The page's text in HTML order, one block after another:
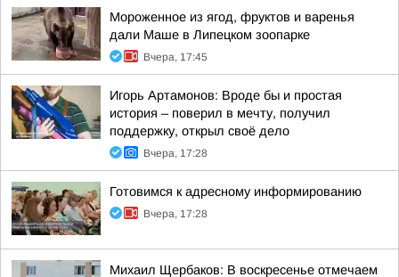
Мороженное из ягод, фруктов и варенья
дали Маше в Липецком зоопарке
Вчера, 17:45
Игорь Артамонов: Вроде бы и простая
история – поверил в мечту, получил
поддержку, открыл своё дело
Вчера, 17:28
Готовимся к адресному информированию
Вчера, 17:28
Михаил Щербаков: В воскресенье отмечаем